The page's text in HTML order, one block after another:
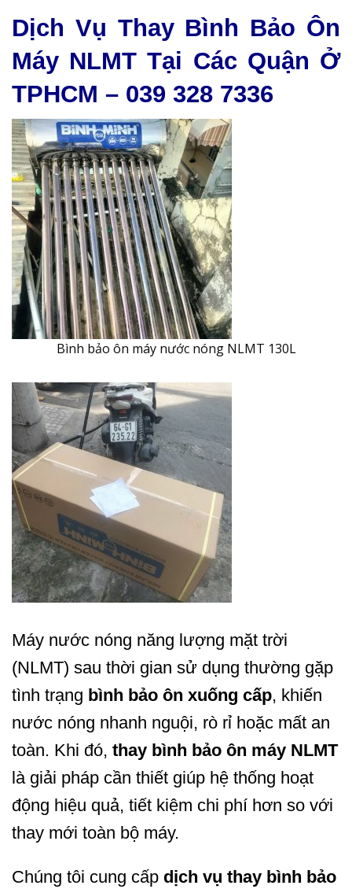
Dịch Vụ Thay Bình Bảo Ôn
Máy NLMT Tại Các Quận Ở
TPHCM – 039 328 7336
Bình bảo ôn máy nước nóng NLMT 130L
Máy nước nóng năng lượng mặt trời
(NLMT) sau thời gian sử dụng thường gặp
tình trạng bình bảo ôn xuống cấp, khiến
nước nóng nhanh nguội, rò rỉ hoặc mất an
toàn. Khi đó, thay bình bảo ôn máy NLMT
là giải pháp cần thiết giúp hệ thống hoạt
động hiệu quả, tiết kiệm chi phí hơn so với
thay mới toàn bộ máy.
Chúng tôi cung cấp dịch vụ thay bình bảo